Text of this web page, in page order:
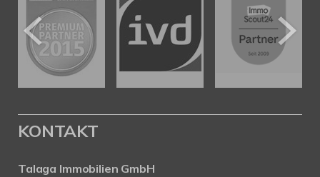
KONTAKT
Talaga Immobilien GmbH